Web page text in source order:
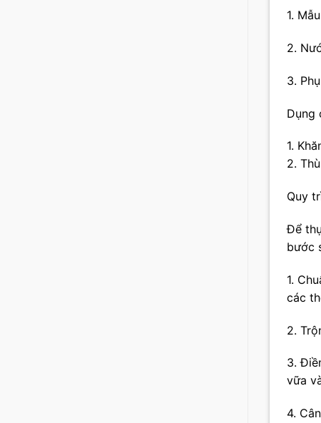
1.
2.
3.
Dụng
1.
2.
Quy
Để
bước
1.
các
2.
3.
vữa
4.